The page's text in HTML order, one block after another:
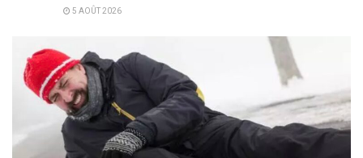
5 AOÛT 2026